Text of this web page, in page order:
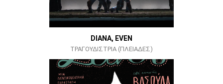
DIANA, EVEN
ΤΡΑΓΟΥΔΙΣΤΡΙΑ (ΠΛΕΙΑΔΕΣ)